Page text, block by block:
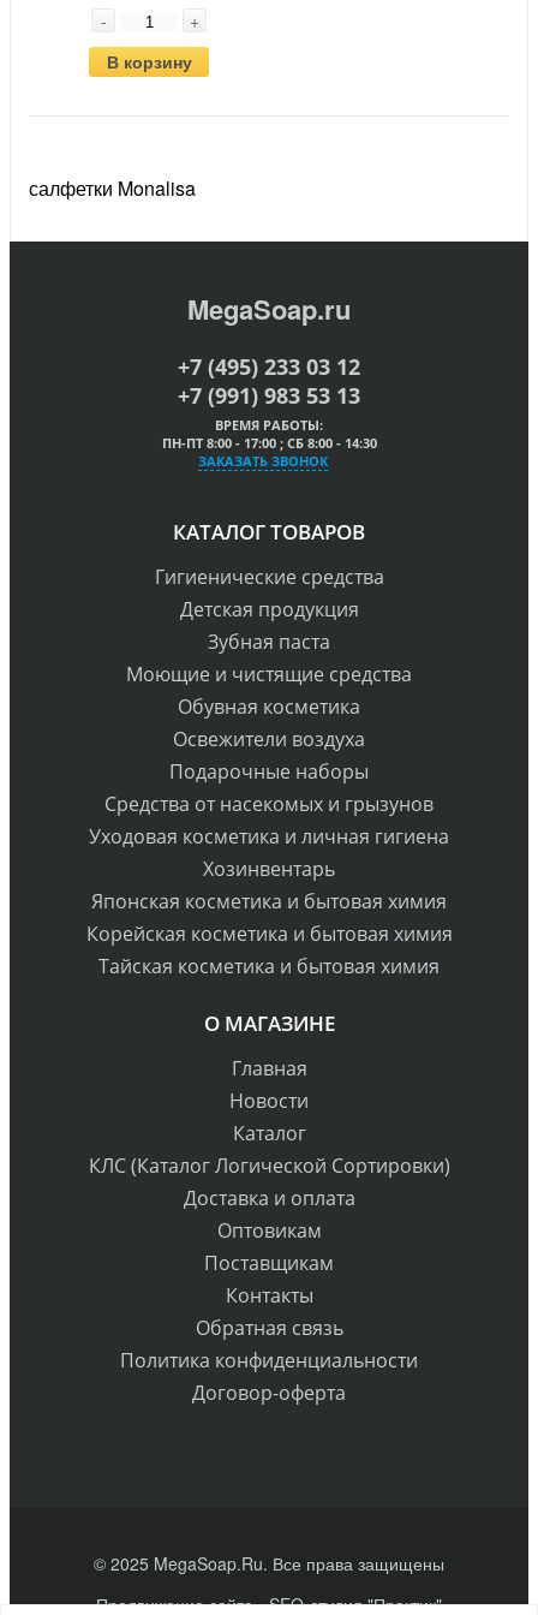
-
+
В корзину
салфетки Monalisa
MegaSoap.ru
+7 (495) 233 03 12
+7 (991) 983 53 13
ВРЕМЯ РАБОТЫ:
ПН-ПТ 8:00 - 17:00 ; СБ 8:00 - 14:30
ЗАКАЗАТЬ ЗВОНОК
КАТАЛОГ ТОВАРОВ
Гигиенические средства
Детская продукция
Зубная паста
Моющие и чистящие средства
Обувная косметика
Освежители воздуха
Подарочные наборы
Средства от насекомых и грызунов
Уходовая косметика и личная гигиена
Хозинвентарь
Японская косметика и бытовая химия
Корейская косметика и бытовая химия
Тайская косметика и бытовая химия
О МАГАЗИНЕ
Главная
Новости
Каталог
КЛС (Каталог Логической Сортировки)
Доставка и оплата
Оптовикам
Поставщикам
Контакты
Обратная связь
Политика конфиденциальности
Договор-оферта
© 2025 MegaSoap.Ru. Все права защищены
Продвижение сайта- SEO-студия "Практик"